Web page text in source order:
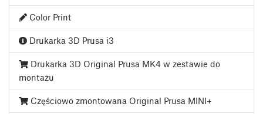
Color Print
Drukarka 3D Prusa i3
Drukarka 3D Original Prusa MK4 w zestawie do
montażu
Częściowo zmontowana Original Prusa MINI+